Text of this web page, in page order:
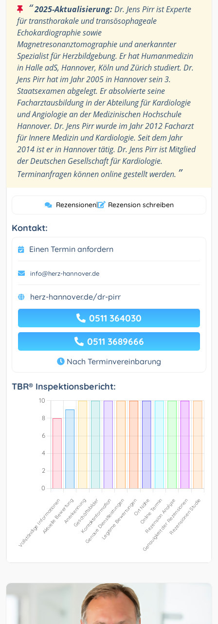
“2025-Aktualisierung:Dr. Jens Pirr ist Experte
für transthorakale und transösophageale
Echokardiographie sowie
Magnetresonanztomographie und anerkannter
Spezialist für Herzbildgebung. Er hat Humanmedizin
in Halle adS, Hannover, Köln und Zürich studiert. Dr.
Jens Pirr hat im Jahr 2005 in Hannover sein 3.
Staatsexamen abgelegt. Er absolvierte seine
Facharztausbildung in der Abteilung für Kardiologie
und Angiologie an der Medizinischen Hochschule
Hannover. Dr. Jens Pirr wurde im Jahr 2012 Facharzt
für Innere Medizin und Kardiologie. Seit dem Jahr
2014 ist er in Hannover tätig. Dr. Jens Pirr ist Mitglied
der Deutschen Gesellschaft für Kardiologie.
Terminanfragen können online gestellt werden. ”
Rezensionen| Rezension schreiben
Kontakt:
Einen Termin anfordern
info@herz-hannover.de
herz-hannover.de/dr-pirr
0511 364030
0511 3689666
Nach Terminvereinbarung
TBR® Inspektionsbericht: